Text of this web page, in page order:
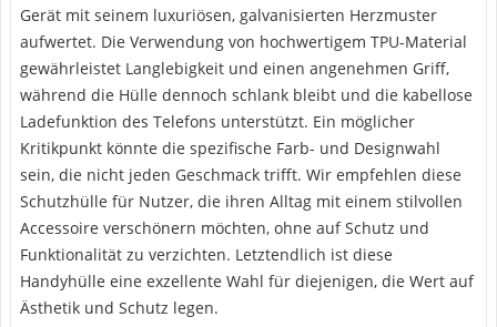
Gerät mit seinem luxuriösen, galvanisierten Herzmuster
aufwertet. Die Verwendung von hochwertigem TPU-Material
gewährleistet Langlebigkeit und einen angenehmen Griff,
während die Hülle dennoch schlank bleibt und die kabellose
Ladefunktion des Telefons unterstützt. Ein möglicher
Kritikpunkt könnte die spezifische Farb- und Designwahl
sein, die nicht jeden Geschmack trifft. Wir empfehlen diese
Schutzhülle für Nutzer, die ihren Alltag mit einem stilvollen
Accessoire verschönern möchten, ohne auf Schutz und
Funktionalität zu verzichten. Letztendlich ist diese
Handyhülle eine exzellente Wahl für diejenigen, die Wert auf
Ästhetik und Schutz legen.